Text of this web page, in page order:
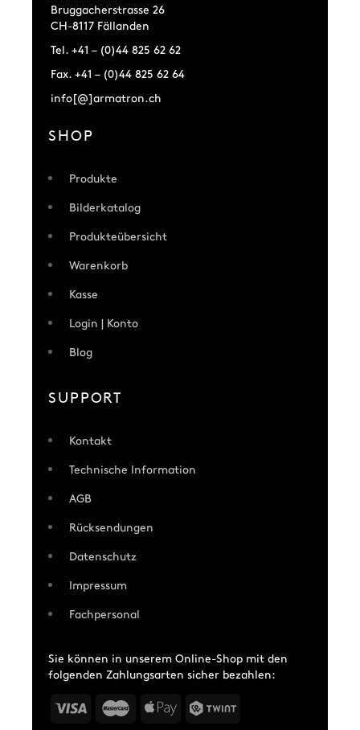
Bruggacherstrasse 26
CH-8117 Fällanden
Tel. +41 – (0)44 825 62 62
Fax. +41 – (0)44 825 62 64
info[@]armatron.ch
SHOP
Produkte
Bilderkatalog
Produkteübersicht
Warenkorb
Kasse
Login | Konto
Blog
SUPPORT
Kontakt
Technische Information
AGB
Rücksendungen
Datenschutz
Impressum
Fachpersonal
Sie können in unserem Online-Shop mit den
folgenden Zahlungsarten sicher bezahlen: